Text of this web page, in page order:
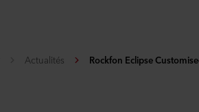
Actualités Rockfon Eclipse